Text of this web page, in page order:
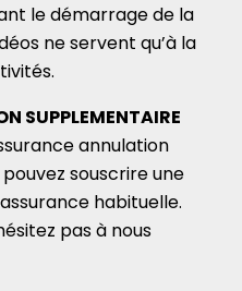
le démarrage de la
ne servent qu’à la
SUPPLEMENTAIRE
annulation
souscrire une
habituelle.
pas à nous